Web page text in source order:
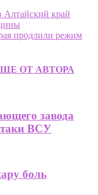
Алтайский край
продлили режим
ОТ АВТОРА
завода
ВСУ
боль